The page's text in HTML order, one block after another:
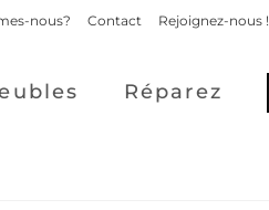
nous? Contact Rejoignez-nous !
Réparez